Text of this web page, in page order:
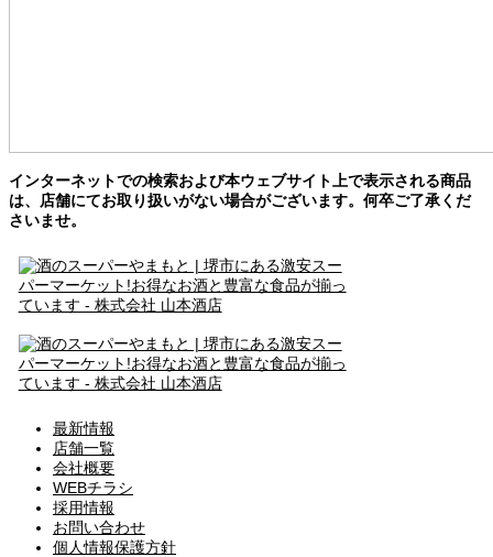
インターネットでの検索および本ウェブサイト上で表示される商品
は、店舗にてお取り扱いがない場合がございます。何卒ご了承くだ
さいませ。
最新情報
店舗一覧
会社概要
WEBチラシ
採用情報
お問い合わせ
個人情報保護方針